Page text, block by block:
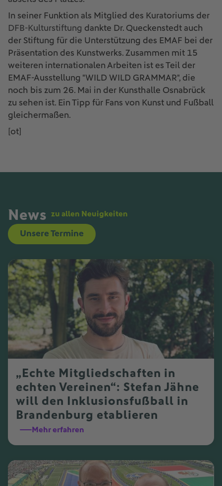
In seiner Funktion als Mitglied des Kuratoriums der
DFB-Kulturstiftung dankte Dr. Queckenstedt auch
der Stiftung für die Unterstützung des EMAF bei der
Präsentation des Kunstwerks. Zusammen mit 15
weiteren internationalen Arbeiten ist es Teil der
EMAF-Ausstellung "WILD WILD GRAMMAR", die
noch bis zum 26. Mai in der Kunsthalle Osnabrück
zu sehen ist. Ein Tipp für Fans von Kunst und Fußball
gleichermaßen.
[ot]
News zu allen Neuigkeiten
Unsere Termine
„Echte Mitgliedschaften in
echten Vereinen“: Stefan Jähne
will den Inklusionsfußball in
Brandenburg etablieren
Mehr erfahren